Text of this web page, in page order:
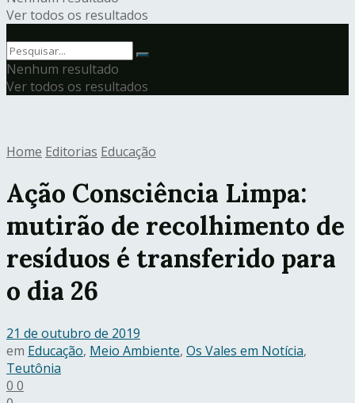
Ver todos os resultados
Nenhum resultado
Ver todos os resultados
Home Editorias Educação
Ação Consciência Limpa:
mutirão de recolhimento de
resíduos é transferido para
o dia 26
21 de outubro de 2019
em Educação, Meio Ambiente, Os Vales em Notícia,
Teutônia
0 0